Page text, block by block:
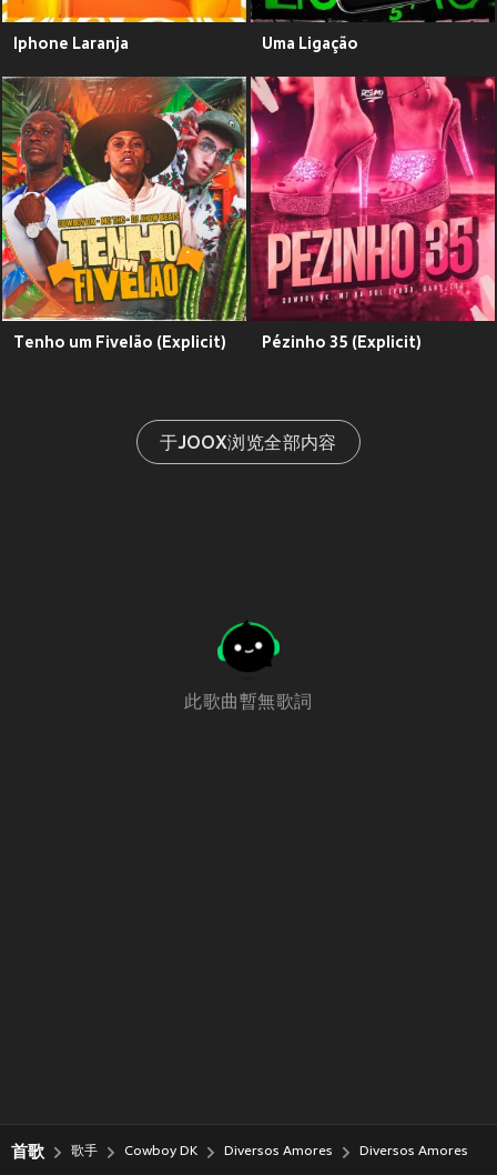
Iphone Laranja Uma Ligação
Tenho um Fivelão (Explicit) Pézinho 35 (Explicit)
于JOOX浏览全部内容
此歌曲暫無歌詞
首歌 歌手 Cowboy DK Diversos Amores Diversos Amores